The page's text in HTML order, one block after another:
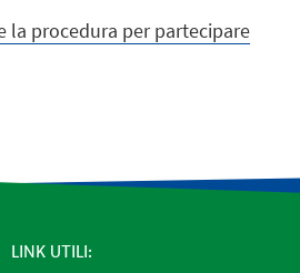
la procedura per partecipare
LINK UTILI